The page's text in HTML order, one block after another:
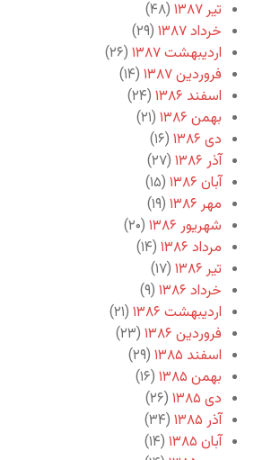
تیر ۱۳۸۷
(۴۸)
خرداد ۱۳۸۷
(۲۹)
اردیبهشت ۱۳۸۷
(۲۶)
فروردین ۱۳۸۷
(۱۴)
اسفند ۱۳۸۶
(۲۴)
بهمن ۱۳۸۶
(۲۱)
دی ۱۳۸۶
(۱۶)
آذر ۱۳۸۶
(۲۷)
آبان ۱۳۸۶
(۱۵)
مهر ۱۳۸۶
(۱۹)
شهریور ۱۳۸۶
(۲۰)
مرداد ۱۳۸۶
(۱۴)
تیر ۱۳۸۶
(۱۷)
خرداد ۱۳۸۶
(۹)
اردیبهشت ۱۳۸۶
(۲۱)
فروردین ۱۳۸۶
(۲۳)
اسفند ۱۳۸۵
(۲۹)
بهمن ۱۳۸۵
(۱۶)
دی ۱۳۸۵
(۲۶)
آذر ۱۳۸۵
(۳۴)
آبان ۱۳۸۵
(۱۴)